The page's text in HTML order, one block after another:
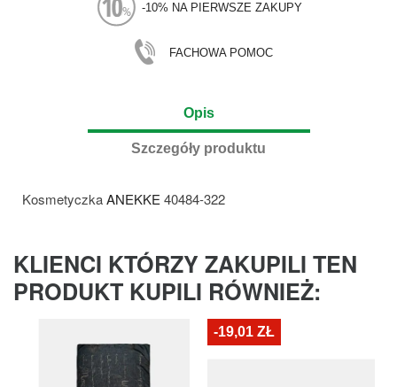
-10% NA PIERWSZE ZAKUPY
FACHOWA POMOC
Opis
Szczegóły produktu
KosmetyczkaANEKKE 40484-322
KLIENCI KTÓRZY ZAKUPILI TEN
PRODUKT KUPILI RÓWNIEŻ:
-19,01 ZŁ